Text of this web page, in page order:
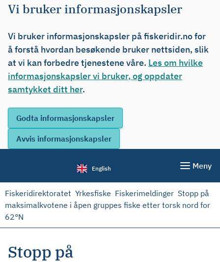
Vi bruker informasjonskapsler
Vi bruker informasjonskapsler på fiskeridir.no for
å forstå hvordan besøkende bruker nettsiden, slik
at vi kan forbedre tjenestene våre. Les om hvilke
informasjonskapsler vi bruker, og oppdater
samtykket ditt her.
English Meny
Fiskeridirektoratet Yrkesfiske Fiskerimeldinger Stopp på
maksimalkvotene i åpen gruppes fiske etter torsk nord for
62°N
Stopp på